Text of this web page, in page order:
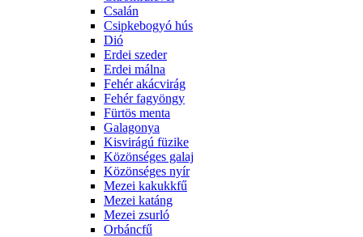
Csalán
Csipkebogyó hús
Dió
Erdei szeder
Erdei málna
Fehér akácvirág
Fehér fagyöngy
Fürtös menta
Galagonya
Kisvirágú füzike
Közönséges galaj
Közönséges nyír
Mezei kakukkfű
Mezei katáng
Mezei zsurló
Orbáncfű